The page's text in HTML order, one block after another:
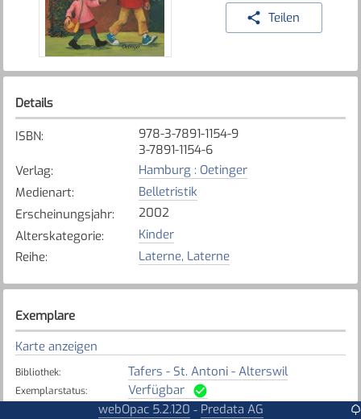
Teilen
Details
ISBN:
978-3-7891-1154-9
3-7891-1154-6
Verlag:
Hamburg : Oetinger
Medienart:
Belletristik
Erscheinungsjahr:
2002
Alterskategorie:
Kinder
Reihe: Laterne, Laterne
Exemplare
Karte anzeigen
Bibliothek: Tafers - St. Antoni - Alterswil
Exemplarstatus:
Verfügbar
webOpac 5.2.120 - Predata AG